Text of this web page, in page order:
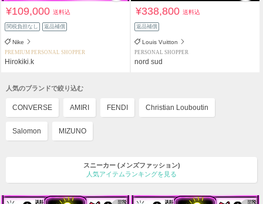
¥109,000送料込
関税負担なし 返品補償
Nike
PREMIUM PERSONAL SHOPPER
Hirokiki.k
¥338,800送料込
返品補償
Louis Vuitton
PERSONAL SHOPPER
nord sud
人気のブランドで絞り込む
CONVERSE AMIRI FENDI Christian Louboutin
Salomon MIZUNO
スニーカー (メンズファッション)
人気アイテムランキングを見る